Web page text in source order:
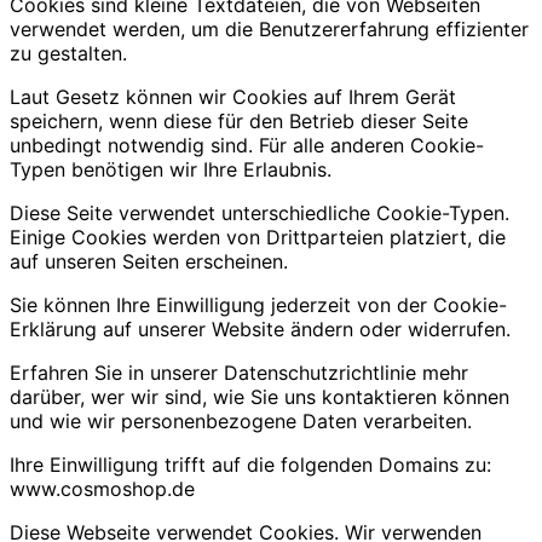
Cookies sind kleine Textdateien, die von Webseiten
verwendet werden, um die Benutzererfahrung effizienter
zu gestalten.
Laut Gesetz können wir Cookies auf Ihrem Gerät
speichern, wenn diese für den Betrieb dieser Seite
unbedingt notwendig sind. Für alle anderen Cookie-
Typen benötigen wir Ihre Erlaubnis.
Diese Seite verwendet unterschiedliche Cookie-Typen.
Einige Cookies werden von Drittparteien platziert, die
auf unseren Seiten erscheinen.
Sie können Ihre Einwilligung jederzeit von der Cookie-
Erklärung auf unserer Website ändern oder widerrufen.
Erfahren Sie in unserer Datenschutzrichtlinie mehr
darüber, wer wir sind, wie Sie uns kontaktieren können
und wie wir personenbezogene Daten verarbeiten.
Ihre Einwilligung trifft auf die folgenden Domains zu:
www.cosmoshop.de
Diese Webseite verwendet Cookies. Wir verwenden